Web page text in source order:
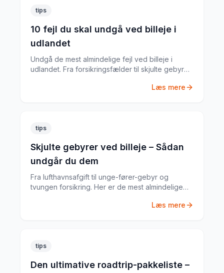
tips
10 fejl du skal undgå ved billeje i
udlandet
Undgå de mest almindelige fejl ved billeje i
udlandet. Fra forsikringsfælder til skjulte gebyrer
Læs mere
tips
Skjulte gebyrer ved billeje – Sådan
undgår du dem
Fra lufthavnsafgift til unge-fører-gebyr og
tvungen forsikring. Her er de mest almindelige
Læs mere
tips
Den ultimative roadtrip-pakkeliste –